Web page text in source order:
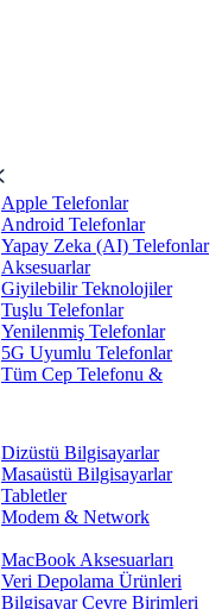
Apple Telefonlar
Android Telefonlar
Yapay Zeka (AI) Telefonlar
Aksesuarlar
Giyilebilir Teknolojiler
Tuşlu Telefonlar
Yenilenmiş Telefonlar
5G Uyumlu Telefonlar
Tüm Cep Telefonu &
Dizüstü Bilgisayarlar
Masaüstü Bilgisayarlar
Tabletler
Modem & Network
MacBook Aksesuarları
Veri Depolama Ürünleri
Bilgisayar Çevre Birimleri